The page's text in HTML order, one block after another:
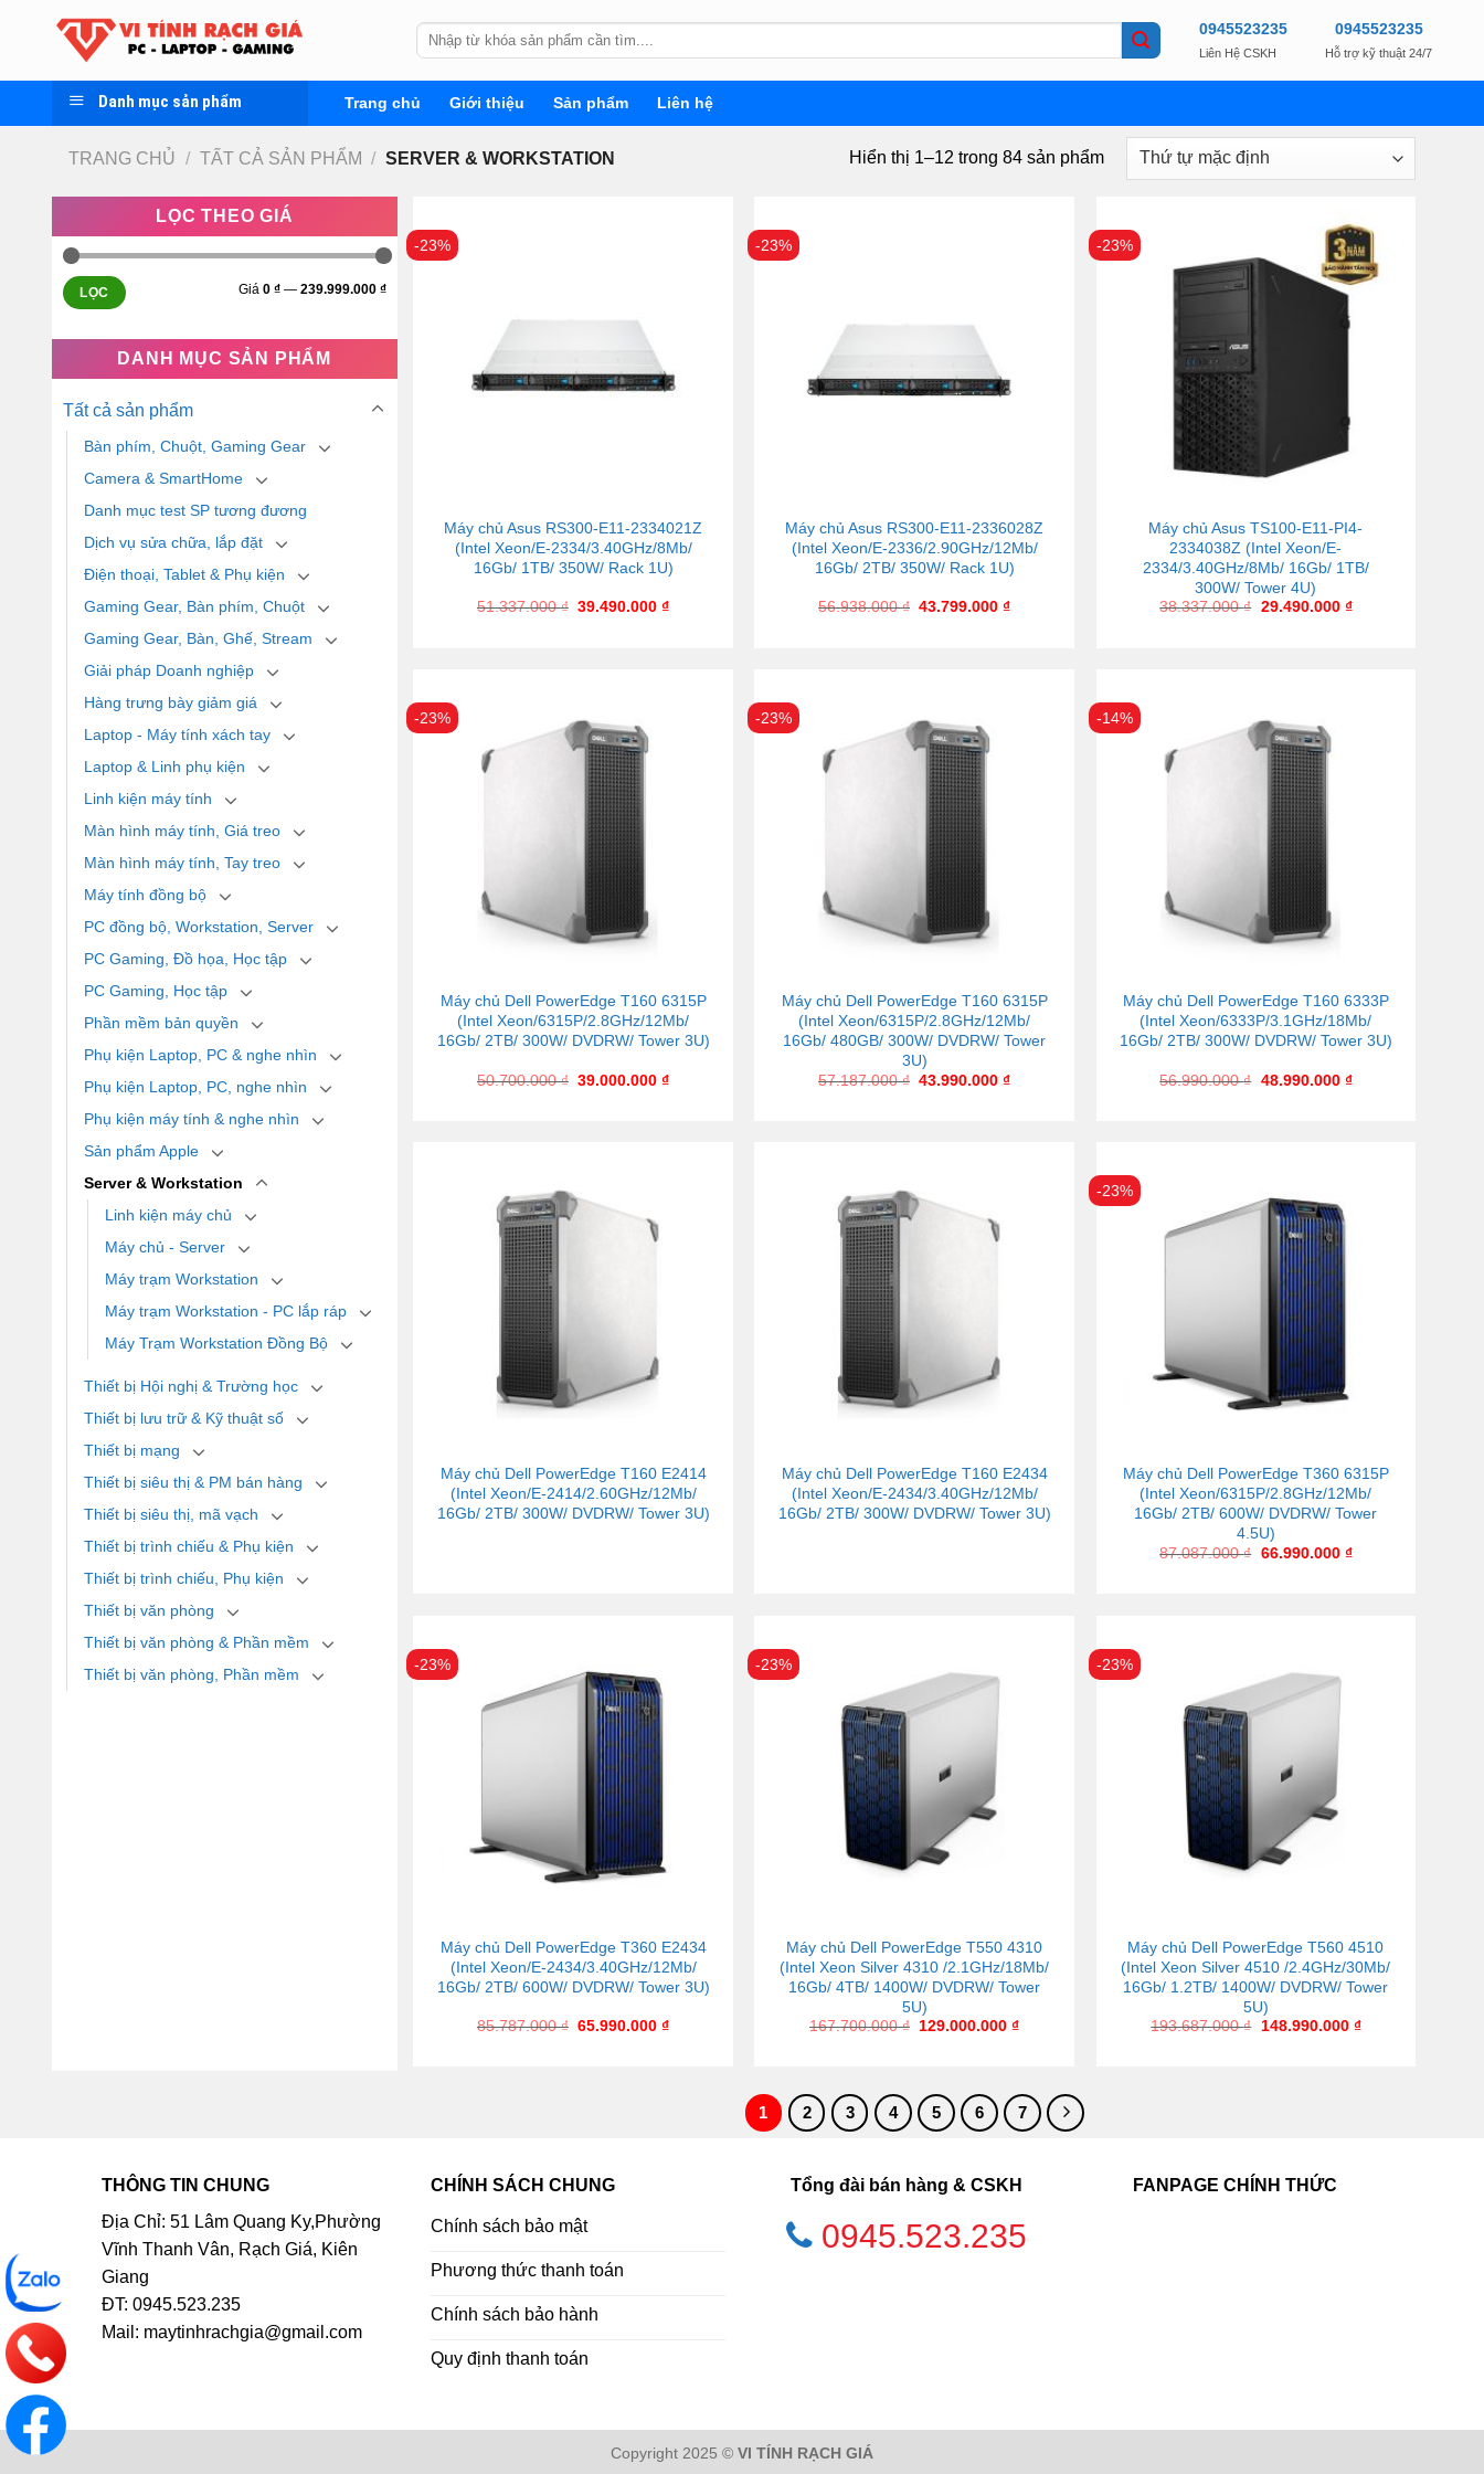
Tìm
kiếm:
0945523235
Liên Hệ CSKH
0945523235
Hỗ trợ kỹ thuật 24/7
Danh mục sản phẩm Trang chủ Giới thiệu Sản phẩm Liên hệ
TRANG CHỦ / TẤT CẢ SẢN PHẨM / SERVER & WORKSTATION Hiển thị 1–12 trong 84 sản phẩm
LỌC THEO GIÁ
LỌC Giá 0 ₫— 239.999.000 ₫
DANH MỤC SẢN PHẨM
Tất cả sản phẩm
Bàn phím, Chuột, Gaming Gear
Camera & SmartHome
Danh mục test SP tương đương
Dịch vụ sửa chữa, lắp đặt
Điện thoại, Tablet & Phụ kiện
Gaming Gear, Bàn phím, Chuột
Gaming Gear, Bàn, Ghế, Stream
Giải pháp Doanh nghiệp
Hàng trưng bày giảm giá
Laptop - Máy tính xách tay
Laptop & Linh phụ kiện
Linh kiện máy tính
Màn hình máy tính, Giá treo
Màn hình máy tính, Tay treo
Máy tính đồng bộ
PC đồng bộ, Workstation, Server
PC Gaming, Đồ họa, Học tập
PC Gaming, Học tập
Phần mềm bản quyền
Phụ kiện Laptop, PC & nghe nhìn
Phụ kiện Laptop, PC, nghe nhìn
Phụ kiện máy tính & nghe nhìn
Sản phẩm Apple
Server & Workstation
Linh kiện máy chủ
Máy chủ - Server
Máy trạm Workstation
Máy trạm Workstation - PC lắp ráp
Máy Trạm Workstation Đồng Bộ
Thiết bị Hội nghị & Trường học
Thiết bị lưu trữ & Kỹ thuật số
Thiết bị mạng
Thiết bị siêu thị & PM bán hàng
Thiết bị siêu thị, mã vạch
Thiết bị trình chiếu & Phụ kiện
Thiết bị trình chiếu, Phụ kiện
Thiết bị văn phòng
Thiết bị văn phòng & Phần mềm
Thiết bị văn phòng, Phần mềm
-23%
Máy chủ Asus RS300-E11-2334021Z
(Intel Xeon/E-2334/3.40GHz/8Mb/
16Gb/ 1TB/ 350W/ Rack 1U)
51.337.000₫ 39.490.000₫
-23%
Máy chủ Asus RS300-E11-2336028Z
(Intel Xeon/E-2336/2.90GHz/12Mb/
16Gb/ 2TB/ 350W/ Rack 1U)
56.938.000₫ 43.799.000₫
-23%
Máy chủ Asus TS100-E11-PI4-
2334038Z (Intel Xeon/E-
2334/3.40GHz/8Mb/ 16Gb/ 1TB/
300W/ Tower 4U)
38.337.000₫ 29.490.000 ₫
-23%
Máy chủ Dell PowerEdge T160 6315P
(Intel Xeon/6315P/2.8GHz/12Mb/
16Gb/ 2TB/ 300W/ DVDRW/ Tower 3U)
50.700.000₫ 39.000.000₫
-23%
Máy chủ Dell PowerEdge T160 6315P
(Intel Xeon/6315P/2.8GHz/12Mb/
16Gb/ 480GB/ 300W/ DVDRW/ Tower
3U)
57.187.000₫ 43.990.000₫
-14%
Máy chủ Dell PowerEdge T160 6333P
(Intel Xeon/6333P/3.1GHz/18Mb/
16Gb/ 2TB/ 300W/ DVDRW/ Tower 3U)
56.990.000₫ 48.990.000 ₫
Máy chủ Dell PowerEdge T160 E2414
(Intel Xeon/E-2414/2.60GHz/12Mb/
16Gb/ 2TB/ 300W/ DVDRW/ Tower 3U)
Máy chủ Dell PowerEdge T160 E2434
(Intel Xeon/E-2434/3.40GHz/12Mb/
16Gb/ 2TB/ 300W/ DVDRW/ Tower 3U)
-23%
Máy chủ Dell PowerEdge T360 6315P
(Intel Xeon/6315P/2.8GHz/12Mb/
16Gb/ 2TB/ 600W/ DVDRW/ Tower
4.5U)
87.087.000₫ 66.990.000 ₫
-23%
Máy chủ Dell PowerEdge T360 E2434
(Intel Xeon/E-2434/3.40GHz/12Mb/
16Gb/ 2TB/ 600W/ DVDRW/ Tower 3U)
85.787.000₫ 65.990.000₫
-23%
Máy chủ Dell PowerEdge T550 4310
(Intel Xeon Silver 4310 /2.1GHz/18Mb/
16Gb/ 4TB/ 1400W/ DVDRW/ Tower
5U)
167.700.000₫ 129.000.000₫
-23%
Máy chủ Dell PowerEdge T560 4510
(Intel Xeon Silver 4510 /2.4GHz/30Mb/
16Gb/ 1.2TB/ 1400W/ DVDRW/ Tower
5U)
193.687.000₫ 148.990.000 ₫
1 2 3 4 5 6 7
THÔNG TIN CHUNG
Địa Chỉ: 51 Lâm Quang Ky,Phường
Vĩnh Thanh Vân, Rạch Giá, Kiên
Giang
ĐT: 0945.523.235
Mail: maytinhrachgia@gmail.com
CHÍNH SÁCH CHUNG
Chính sách bảo mật
Phương thức thanh toán
Chính sách bảo hành
Quy định thanh toán
Tổng đài bán hàng & CSKH
0945.523.235
FANPAGE CHÍNH THỨC
Copyright 2025 © VI TÍNH RẠCH GIÁ